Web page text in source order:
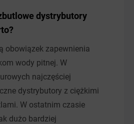
dystrybutory
obowiązek zapewnienia
wody pitnej. W
najczęściej
dystrybutory z ciężkimi
W ostatnim czasie
dużo bardziej